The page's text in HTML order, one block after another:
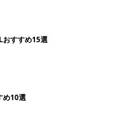
おすすめ15選
め10選